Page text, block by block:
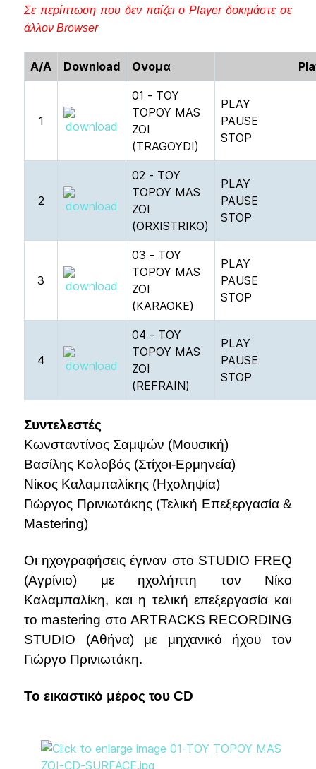
Σε περίπτωση που δεν παίζει ο Player δοκιμάστε σε
άλλον Browser
A/A Download Ονομα
1
01 - TOY
TOPOY MAS
ZOI
(TRAGOYDI)
PLAY
PAUSE
STOP
2
02 - TOY
TOPOY MAS
ZOI
(ORXISTRIKO)
PLAY
PAUSE
STOP
3
03 - TOY
TOPOY MAS
ZOI
(KARAOKE)
PLAY
PAUSE
STOP
4
04 - TOY
TOPOY MAS
ZOI
(REFRAIN)
PLAY
PAUSE
STOP
Συντελεστές
Κωνσταντίνος Σαμψών (Μουσική)
Βασίλης Κολοβός (Στίχοι-Ερμηνεία)
Νίκος Καλαμπαλίκης (Ηχοληψία)
Γιώργος Πρινιωτάκης (Τελική Επεξεργασία &
Mastering)
Οι ηχογραφήσεις έγιναν στο STUDIO FREQ
(Αγρίνιο) με ηχολήπτη τον Νίκο
Καλαμπαλίκη, και η τελική επεξεργασία και
το mastering στο ARTRACKS RECORDING
STUDIO (Αθήνα) με μηχανικό ήχου τον
Γιώργο Πρινιωτάκη.
Το εικαστικό μέρος του CD